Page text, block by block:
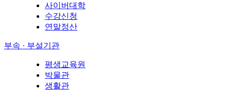
사이버대학
수강신청
연말정산
부속 · 부설기관
평생교육원
박물관
생활관